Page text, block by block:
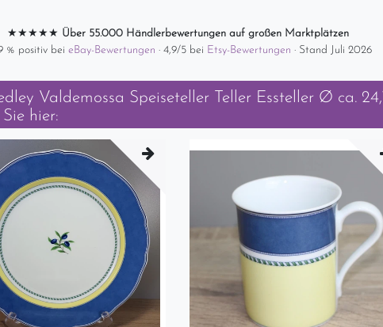
★★★★★ Über 55.000 Händlerbewertungen auf großen Marktplätzen
% positiv bei eBay-Bewertungen · 4,9/5 bei Etsy-Bewertungen · Stand Juli 2026
Valdemossa Speiseteller Teller Essteller Ø ca.
hier: